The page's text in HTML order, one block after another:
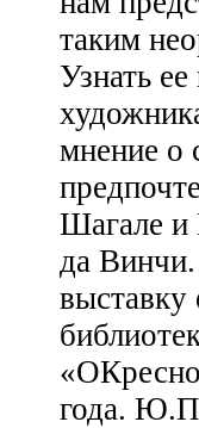
таким
Узнать
мнение о
Шагале и
да
выставку
года.